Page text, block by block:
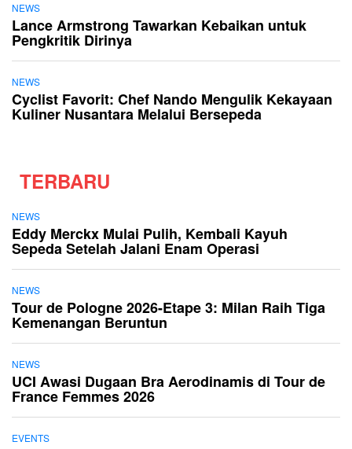
NEWS
Lance Armstrong Tawarkan Kebaikan untuk
Pengkritik Dirinya
NEWS
Cyclist Favorit: Chef Nando Mengulik Kekayaan
Kuliner Nusantara Melalui Bersepeda
TERBARU
NEWS
Eddy Merckx Mulai Pulih, Kembali Kayuh
Sepeda Setelah Jalani Enam Operasi
NEWS
Tour de Pologne 2026-Etape 3: Milan Raih Tiga
Kemenangan Beruntun
NEWS
UCI Awasi Dugaan Bra Aerodinamis di Tour de
France Femmes 2026
EVENTS